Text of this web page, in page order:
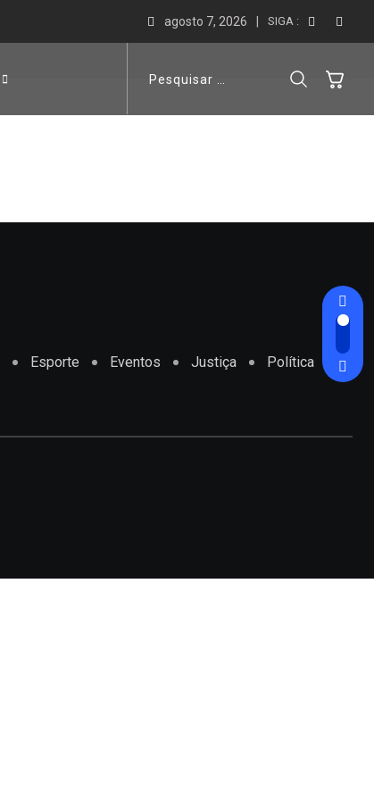
agosto 7, 2026 SIGA :
Esporte Eventos Justiça Política